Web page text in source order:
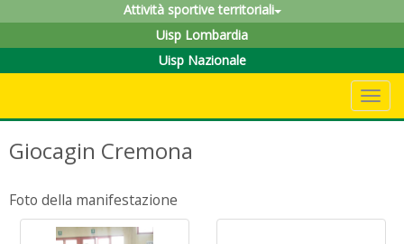
Attività sportive territoriali
Uisp Lombardia
Uisp Nazionale
Giocagin Cremona
Foto della manifestazione